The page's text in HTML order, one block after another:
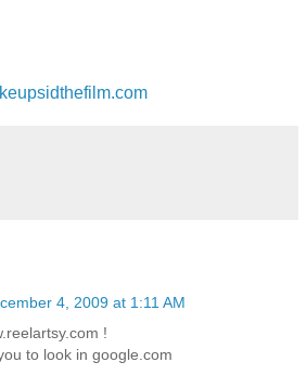
4, 2009 at 1:11 AM
!
to look in google.com